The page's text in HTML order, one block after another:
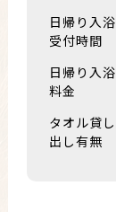
日帰り入浴
受付時間
日帰り入浴
料金
タオル貸し
出し有無